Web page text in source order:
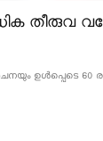
തീരുവ
ഉൾപ്പെടെ 60